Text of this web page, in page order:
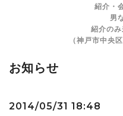
紹介・
男
紹介のみ
（神戸市中央
お知らせ
2014/05/31 18:48